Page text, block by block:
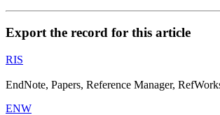
Export the record for this article
RIS
EndNote, Papers, Reference Manager,
ENW